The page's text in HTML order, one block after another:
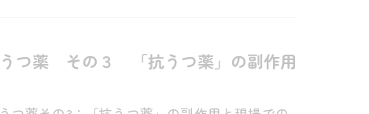
つ薬 その３ 「抗うつ薬」の副作用